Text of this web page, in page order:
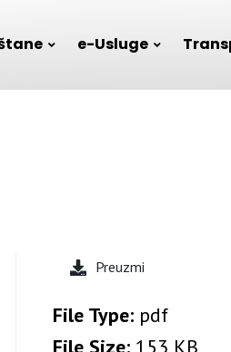
e-Usluge
Preuzmi
File Type: pdf
File Size: 153 KB